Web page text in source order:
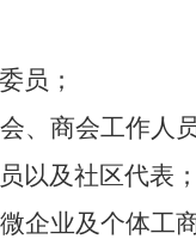
员；
、商会工作人
以及社区代表 ；
企业及个体工